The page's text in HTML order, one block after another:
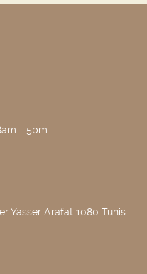
- 5pm
Yasser Arafat 1080 Tunis